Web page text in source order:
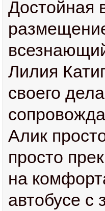
Достойная
Лилия
своего
Алик
просто
на
автобусе с